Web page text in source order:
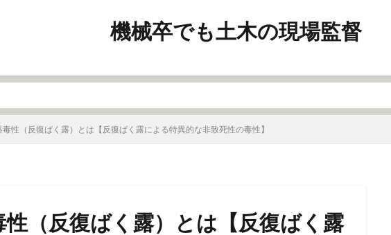
機械卒でも土木の現場監督
性（反復ばく露）とは【反復ばく露による特異的な非致死性の毒性】
性（反復ばく露）とは【反復ばく露